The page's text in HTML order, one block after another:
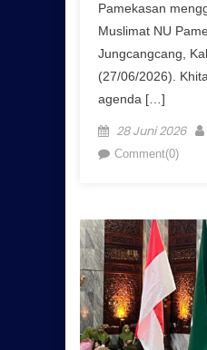
Pamekasan
Muslimat NU
Jungcangcang,
(27/06/2026).
agenda […]
Posted on
28 Juni 2026
Comment(0)